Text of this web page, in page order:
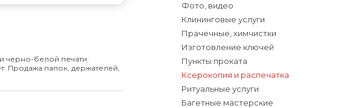
черно-белой печати.
Продажа папок, держателей,
Фото, видео
Клининговые услуги
Прачечные, химчистки
Изготовление ключей
Пункты проката
Ксерокопия и распечатка
Ритуальные услуги
Багетные мастерские